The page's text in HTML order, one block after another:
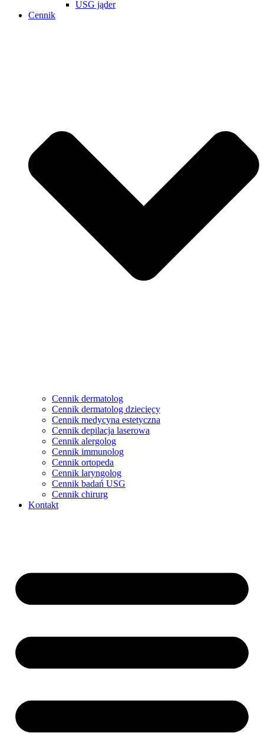
USG jąder
Cennik
Cennik dermatolog
Cennik dermatolog dziecięcy
Cennik medycyna estetyczna
Cennik depilacja laserowa
Cennik alergolog
Cennik immunolog
Cennik ortopeda
Cennik laryngolog
Cennik badań USG
Cennik chirurg
Kontakt